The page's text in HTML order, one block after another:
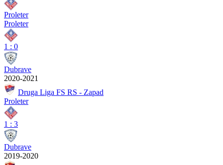
Proleter
Proleter
1 : 0
Dubrave
2020-2021
Druga Liga FS RS - Zapad
Proleter
1 : 3
Dubrave
2019-2020